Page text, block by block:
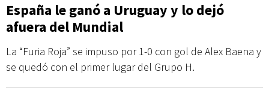
España le ganó a Uruguay y lo dejó
afuera del Mundial
La “Furia Roja” se impuso por 1-0 con gol de Alex Baena y
se quedó con el primer lugar del Grupo H.